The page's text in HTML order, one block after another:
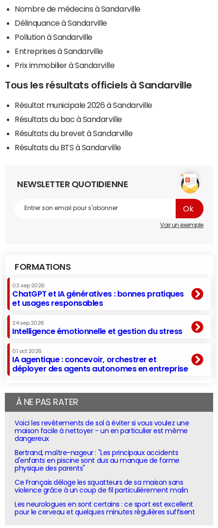
Nombre de médecins à Sandarville
Délinquance à Sandarville
Pollution à Sandarville
Entreprises à Sandarville
Prix immobilier à Sandarville
Tous les résultats officiels à Sandarville
Résultat municipale 2026 à Sandarville
Résultats du bac à Sandarville
Résultats du brevet à Sandarville
Résultats du BTS à Sandarville
NEWSLETTER QUOTIDIENNE
Voir un exemple
FORMATIONS
03 sep 2026
ChatGPT et IA génératives : bonnes pratiques
et usages responsables
24 sep 2026
Intelligence émotionnelle et gestion du stress
01 oct 2026
IA agentique : concevoir, orchestrer et
déployer des agents autonomes en entreprise
À NE PAS RATER
Voici les revêtements de sol à éviter si vous voulez une
maison facile à nettoyer - un en particulier est même
dangereux
Bertrand, maître-nageur : "Les principaux accidents
d'enfants en piscine sont dus au manque de forme
physique des parents"
Ce Français déloge les squatteurs de sa maison sans
violence grâce à un coup de fil particulièrement malin
Les neurologues en sont certains : ce sport est excellent
pour le cerveau et quelques minutes régulières suffisent